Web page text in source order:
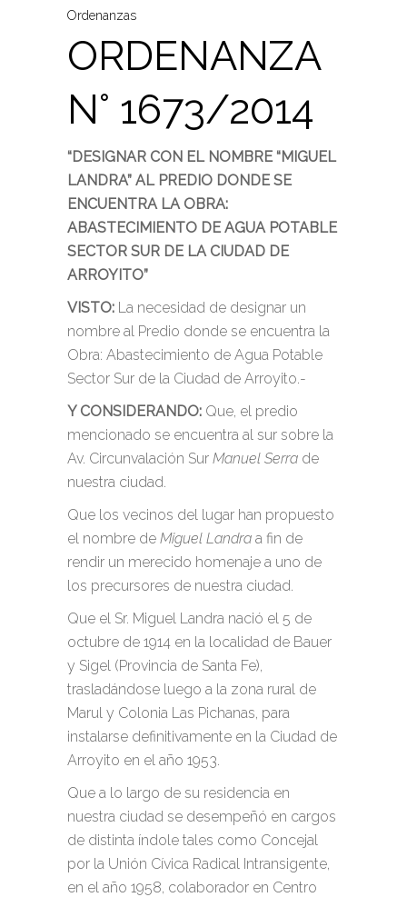
Ordenanzas
ORDENANZA
N° 1673/2014
“DESIGNAR CON EL NOMBRE “MIGUEL
LANDRA” AL PREDIO DONDE SE
ENCUENTRA LA OBRA:
ABASTECIMIENTO DE AGUA POTABLE
SECTOR SUR DE LA CIUDAD DE
ARROYITO”
VISTO: La necesidad de designar un
nombre al Predio donde se encuentra la
Obra: Abastecimiento de Agua Potable
Sector Sur de la Ciudad de Arroyito.-
Y CONSIDERANDO: Que, el predio
mencionado se encuentra al sur sobre la
Av. Circunvalación Sur Manuel Serra de
nuestra ciudad.
Que los vecinos del lugar han propuesto
el nombre de Miguel Landra a fin de
rendir un merecido homenaje a uno de
los precursores de nuestra ciudad.
Que el Sr. Miguel Landra nació el 5 de
octubre de 1914 en la localidad de Bauer
y Sigel (Provincia de Santa Fe),
trasladándose luego a la zona rural de
Marul y Colonia Las Pichanas, para
instalarse definitivamente en la Ciudad de
Arroyito en el año 1953.
Que a lo largo de su residencia en
nuestra ciudad se desempeñó en cargos
de distinta índole tales como Concejal
por la Unión Cívica Radical Intransigente,
en el año 1958, colaborador en Centro